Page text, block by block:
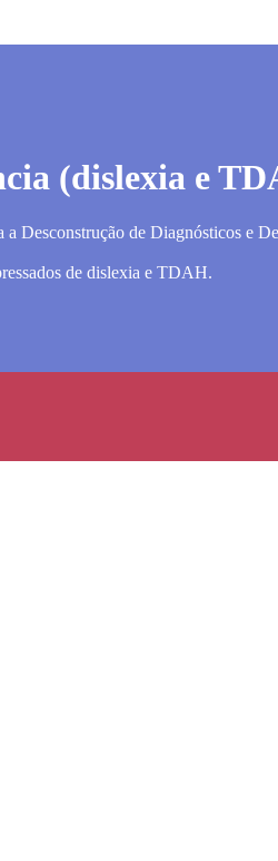
(dislexia e
Desconstrução de Diagnósticos e
de dislexia e TDAH.